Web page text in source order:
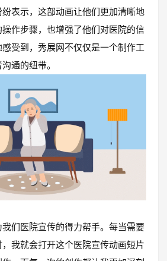
表示，这部动画让他们更加清晰地
作步骤，也增强了他们对医院的信
受到，秀展网不仅仅是一个制作工
通的纽带。
们医院宣传的得力帮手。每当需要
我就会打开这个医院宣传动画短片